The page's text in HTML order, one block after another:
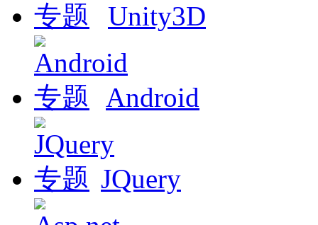
Unity3D
Android
JQuery